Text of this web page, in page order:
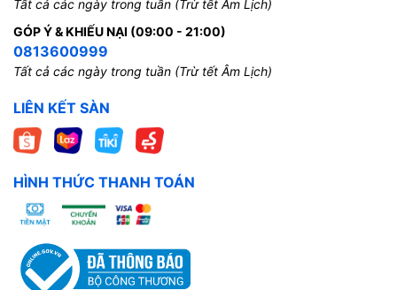
Tất cả các ngày trong tuần (Trừ tết Âm Lịch)
GÓP Ý & KHIẾU NẠI (09:00 - 21:00)
0813600999
Tất cả các ngày trong tuần (Trừ tết Âm Lịch)
LIÊN KẾT SÀN
HÌNH THỨC THANH TOÁN